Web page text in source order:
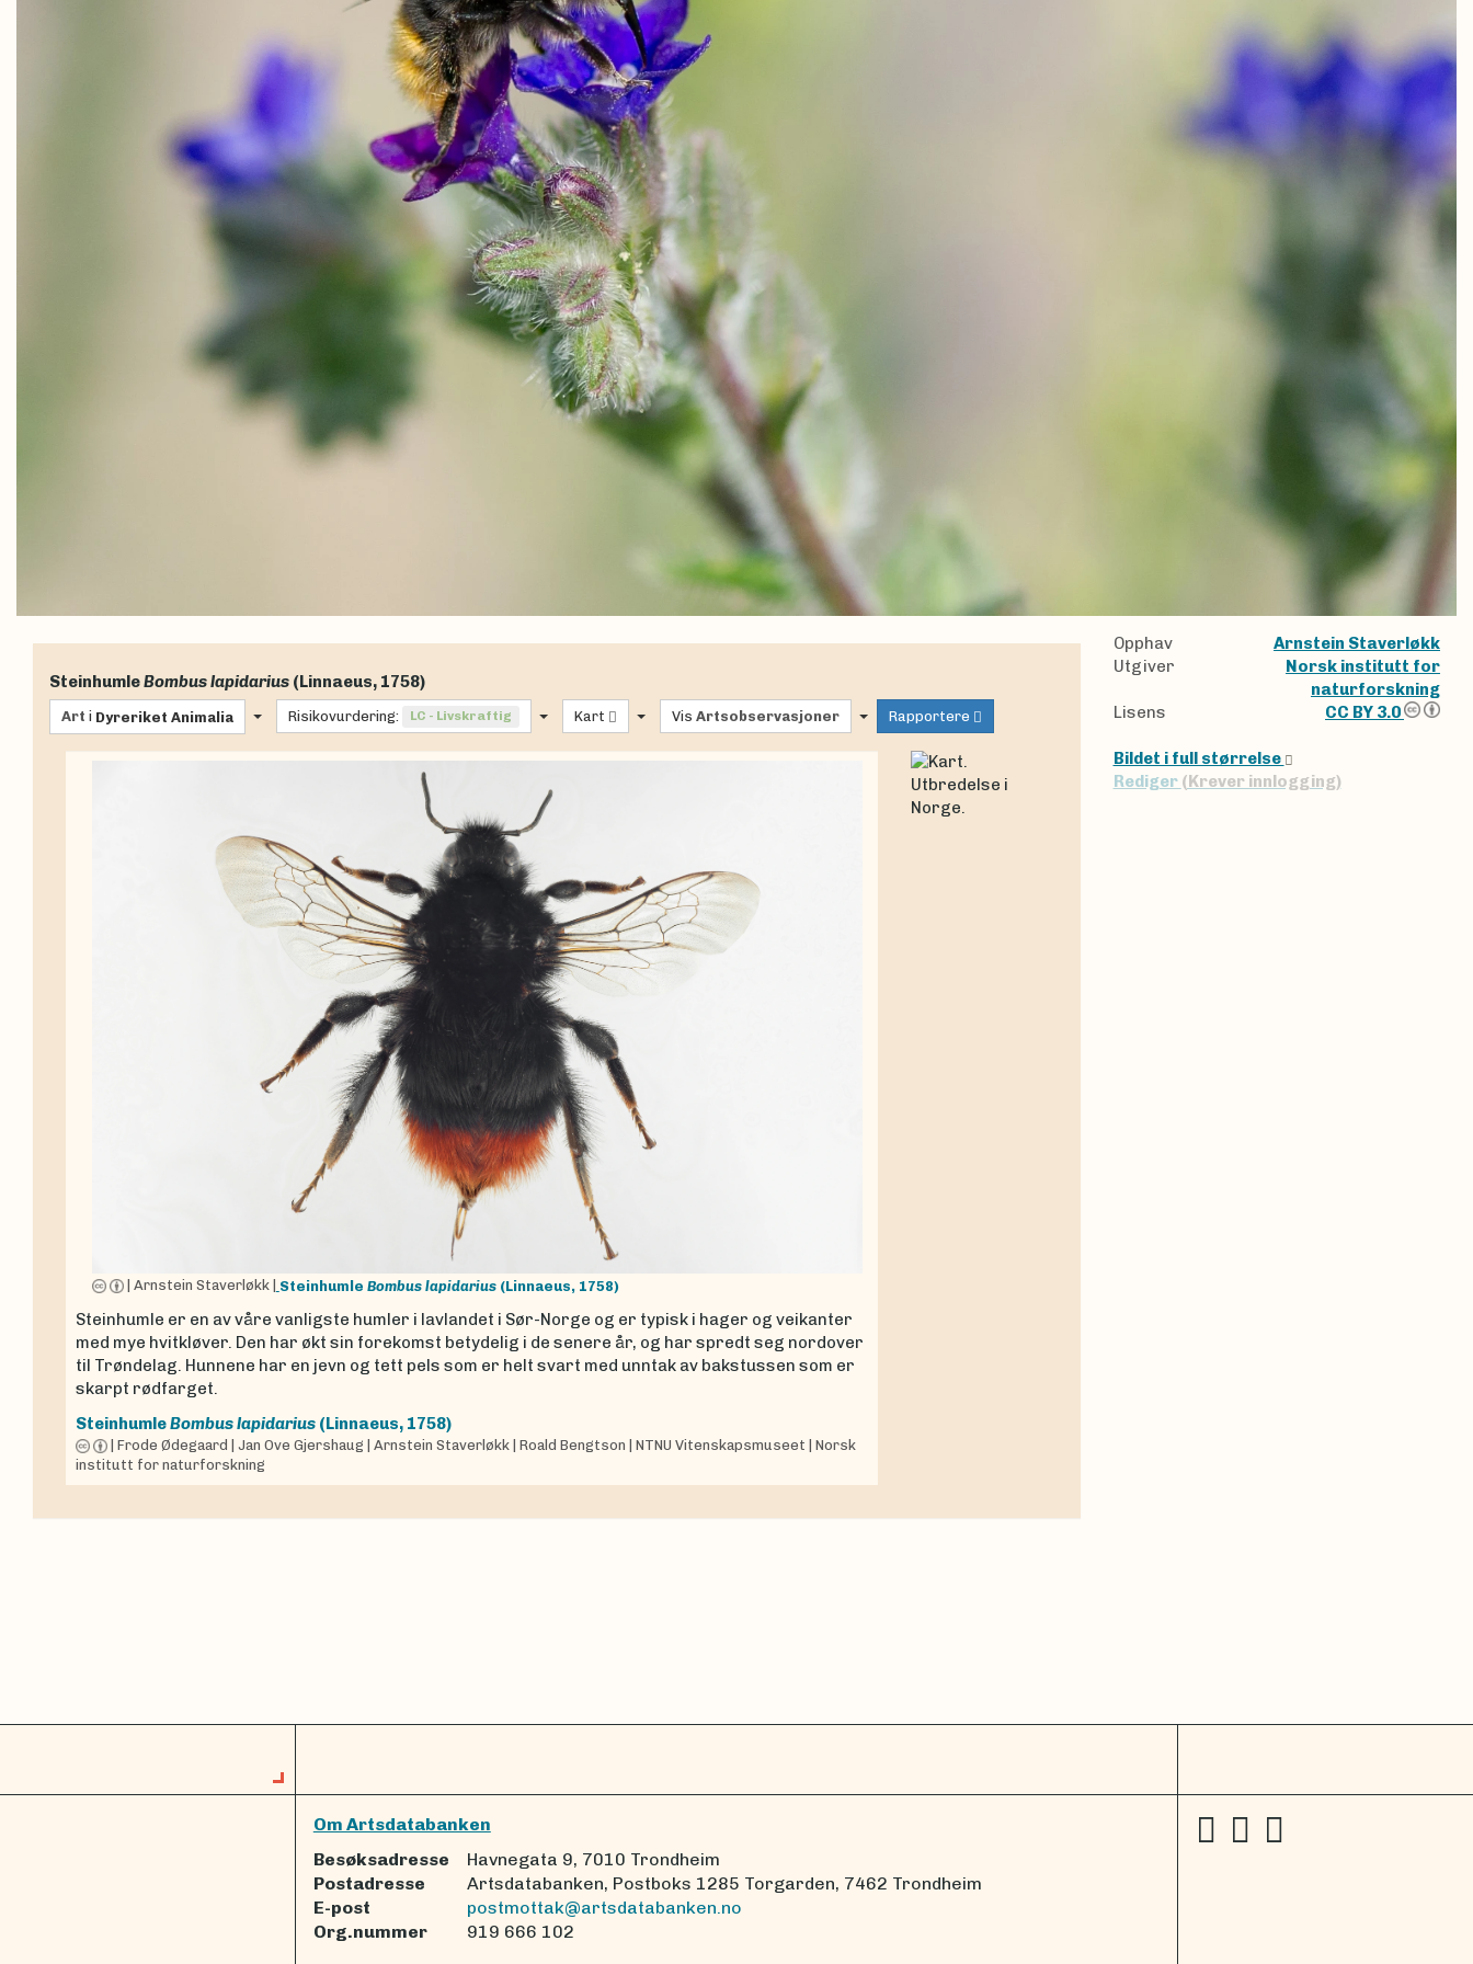
SteinhumleBombus lapidarius (Linnaeus, 1758)
Art i Dyreriket Animalia Risikovurdering: LC - Livskraftig Kart VisArtsobservasjoner Rapportere
Arnstein Staverløkk Steinhumle Bombus lapidarius (Linnaeus, 1758)
Steinhumle er en av våre vanligste humler i lavlandet i Sør-Norge og er typisk i hager og veikanter
med mye hvitkløver. Den har økt sin forekomst betydelig i de senere år, og har spredt seg nordover
til Trøndelag. Hunnene har en jevn og tett pels som er helt svart med unntak av bakstussen som er
skarpt rødfarget.
SteinhumleBombus lapidarius (Linnaeus, 1758)
Frode Ødegaard Jan Ove Gjershaug Arnstein Staverløkk Roald Bengtson NTNU Vitenskapsmuseet
Norsk
institutt for naturforskning
Opphav
Arnstein Staverløkk
Utgiver
Norsk institutt for
naturforskning
Lisens
CC BY 3.0
Bildet i full størrelse
Rediger (Krever innlogging)
Om Artsdatabanken
Besøksadresse
Havnegata 9, 7010 Trondheim
Postadresse
Artsdatabanken, Postboks 1285 Torgarden, 7462 Trondheim
E-post
postmottak@artsdatabanken.no
Org.nummer
919 666 102